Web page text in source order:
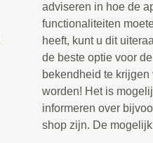
adviseren in hoe de
functionaliteiten
heeft, kunt u dit
de beste optie voor
bekendheid te
worden! Het is
informeren over
shop zijn. De